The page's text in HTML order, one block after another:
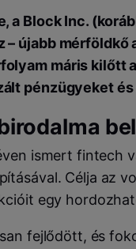
Block Inc.
– újabb
máris kilőtt
pénzügyeket
ismert fintech
Célja az
egy
fejlődött, és